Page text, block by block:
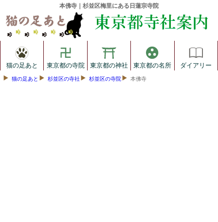
本佛寺｜杉並区梅里にある日蓮宗寺院
猫の足あと 東京都の寺院 東京都の神社 東京都の名所 ダイアリー
猫の足あと 杉並区の寺社 杉並区の寺院 本佛寺